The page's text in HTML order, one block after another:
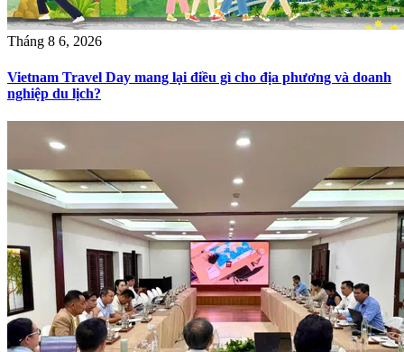
Tháng 8 6, 2026
Vietnam Travel Day mang lại điều gì cho địa phương và doanh
nghiệp du lịch?